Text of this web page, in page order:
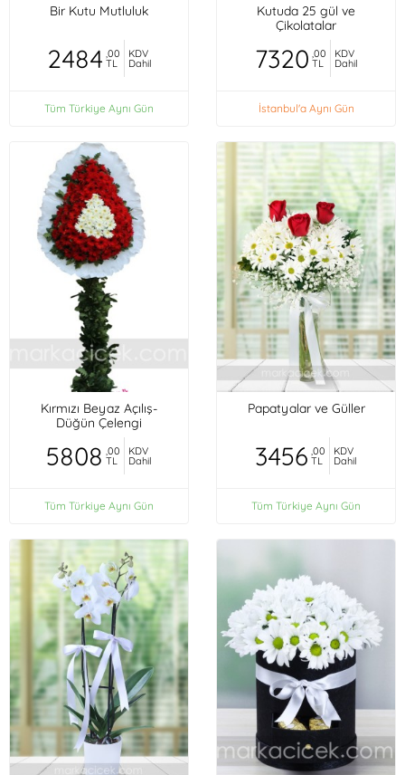
Bir Kutu Mutluluk
2484 ,00
TL
KDV
Dahil
Tüm Türkiye Aynı Gün
Kutuda 25 gül ve
Çikolatalar
7320 ,00
TL
KDV
Dahil
İstanbul'a Aynı Gün
Kırmızı Beyaz Açılış-
Düğün Çelengi
5808 ,00
TL
KDV
Dahil
Tüm Türkiye Aynı Gün
Papatyalar ve Güller
3456 ,00
TL
KDV
Dahil
Tüm Türkiye Aynı Gün